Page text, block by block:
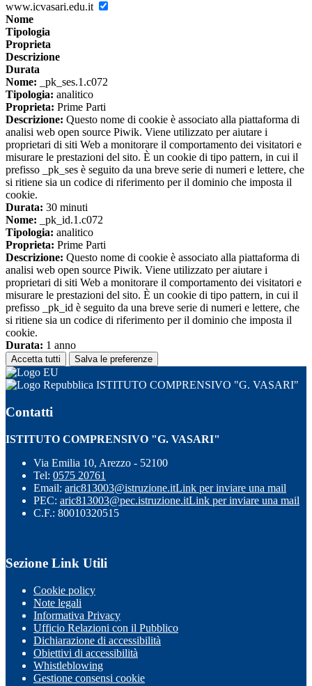
www.icvasari.edu.it
Nome
Tipologia
Proprieta
Descrizione
Durata
Nome: _pk_ses.1.c072
Tipologia: analitico
Proprieta: Prime Parti
Descrizione: Questo nome di cookie è associato alla piattaforma di
analisi web open source Piwik. Viene utilizzato per aiutare i
proprietari di siti Web a monitorare il comportamento dei visitatori e
misurare le prestazioni del sito. È un cookie di tipo pattern, in cui il
prefisso _pk_ses è seguito da una breve serie di numeri e lettere, che
si ritiene sia un codice di riferimento per il dominio che imposta il
cookie.
Durata: 30 minuti
Nome: _pk_id.1.c072
Tipologia: analitico
Proprieta: Prime Parti
Descrizione: Questo nome di cookie è associato alla piattaforma di
analisi web open source Piwik. Viene utilizzato per aiutare i
proprietari di siti Web a monitorare il comportamento dei visitatori e
misurare le prestazioni del sito. È un cookie di tipo pattern, in cui il
prefisso _pk_id è seguito da una breve serie di numeri e lettere, che
si ritiene sia un codice di riferimento per il dominio che imposta il
cookie.
Durata: 1 anno
Accetta tutti Salva le preferenze
ISTITUTO COMPRENSIVO "G. VASARI"
Contatti
ISTITUTO COMPRENSIVO "G. VASARI"
Via Emilia 10, Arezzo - 52100
Tel: 0575 20761
Email: aric813003@istruzione.itLink per inviare una mail
PEC: aric813003@pec.istruzione.itLink per inviare una mail
C.F.: 80010320515
Sezione Link Utili
Cookie policy
Note legali
Informativa Privacy
Ufficio Relazioni con il Pubblico
Dichiarazione di accessibilità
Obiettivi di accessibilità
Whistleblowing
Gestione consensi cookie